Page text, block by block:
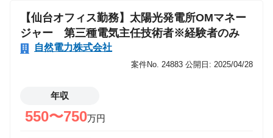
度構築 ・組織・人事制度の策定や運用 ・情報システ
ム・業務プロセス、デジタルトランスフォーメーショ
ン ・内部統制・ガバナンス ・IPO ・M&A（財務税務
デューディリジェンス・M&A後の統合業務等） ・事
業承継 ・サステナビリティ ・経営管理基盤整備全般
ジョブディスクリプションをご覧ください： 【東日本
事業部】【仙台・盛岡】マネジメントコンサルタント
【仙台オフィス勤務】太陽光発電所OMマネー
ジャー 第三種電気主任技術者※経験者のみ
自然電力株式会社
案件No. 24883 公開日: 2025/04/28
年収
550〜750万円